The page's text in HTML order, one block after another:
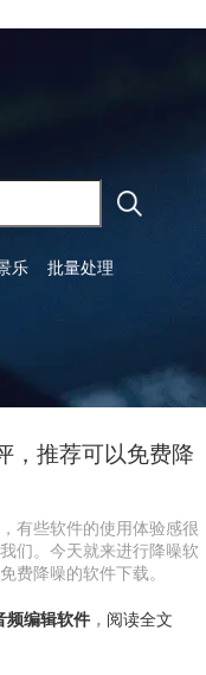
乐
批量处理
软件有哪些？如何
景音乐？
需要营造出特定的氛围，
容易沉浸在音频内容中，
来了解一下音频添加背景
，推荐可以免费降
有些软件的使用体验感很
们。今天就来进行降噪软
费降噪的软件下载。
频编辑软件， 阅读全文